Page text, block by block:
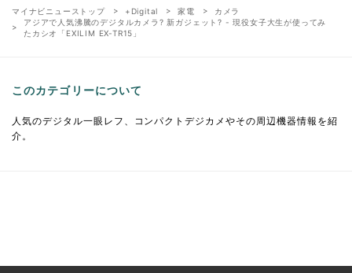
マイナビニューストップ +Digital 家電
カメラ
アジアで人気沸騰のデジタルカメラ? 新ガジェット? - 現役女子大生が使ってみ
たカシオ「EXILIM EX-TR15」
このカテゴリーについて
人気のデジタル一眼レフ、コンパクトデジカメやその周辺機器情報を紹
介。